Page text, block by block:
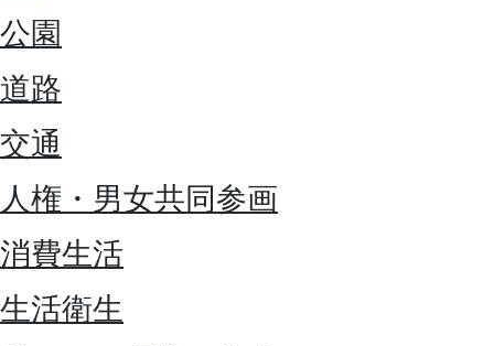
公園
道路
交通
人権・男女共同参画
消費生活
生活衛生